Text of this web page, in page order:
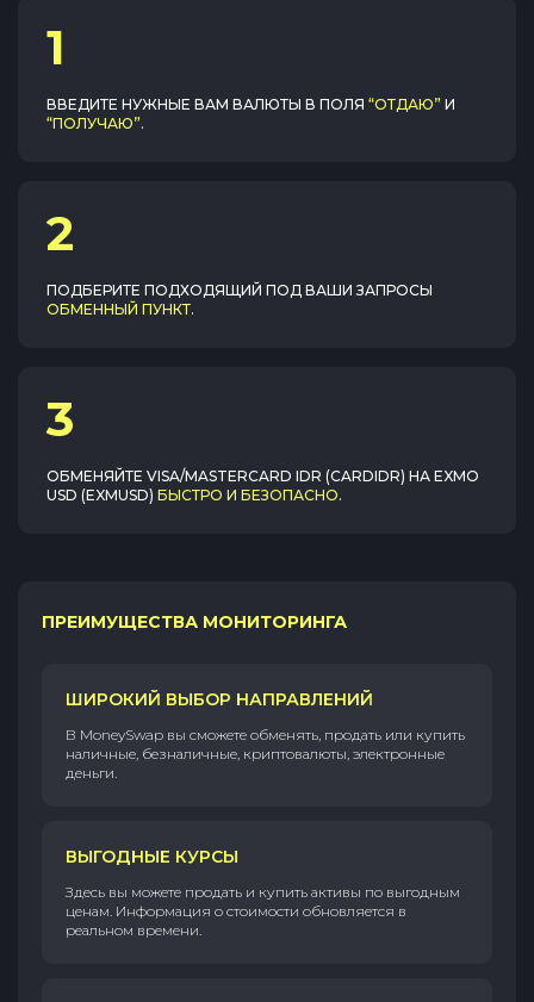
1
ВВЕДИТЕ НУЖНЫЕ ВАМ ВАЛЮТЫ В ПОЛЯ “ОТДАЮ” И
“ПОЛУЧАЮ”.
2
ПОДБЕРИТЕ ПОДХОДЯЩИЙ ПОД ВАШИ ЗАПРОСЫ
ОБМЕННЫЙ ПУНКТ.
3
ОБМЕНЯЙТЕ VISA/MASTERCARD IDR (CARDIDR) НА EXMO
USD (EXMUSD) БЫСТРО И БЕЗОПАСНО.
ПРЕИМУЩЕСТВА МОНИТОРИНГА
ШИРОКИЙ ВЫБОР НАПРАВЛЕНИЙ
В MoneySwap вы сможете обменять, продать или купить
наличные, безналичные, криптовалюты, электронные
деньги.
ВЫГОДНЫЕ КУРСЫ
Здесь вы можете продать и купить активы по выгодным
ценам. Информация о стоимости обновляется в
реальном времени.